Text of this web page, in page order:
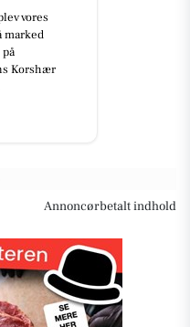
vores
marked
Korshær
Annoncørbetalt indhold